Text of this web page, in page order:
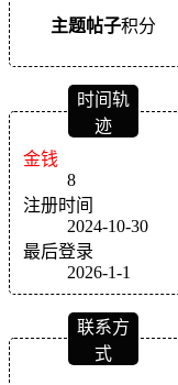
主题帖子积分
时间轨
迹
金钱
8
注册时间
2024-10-30
最后登录
2026-1-1
联系方
式